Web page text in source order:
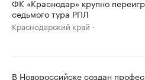
ФК «Краснодар» крупно
седьмого тура РПЛ
Краснодарский край
В Новороссийске создан